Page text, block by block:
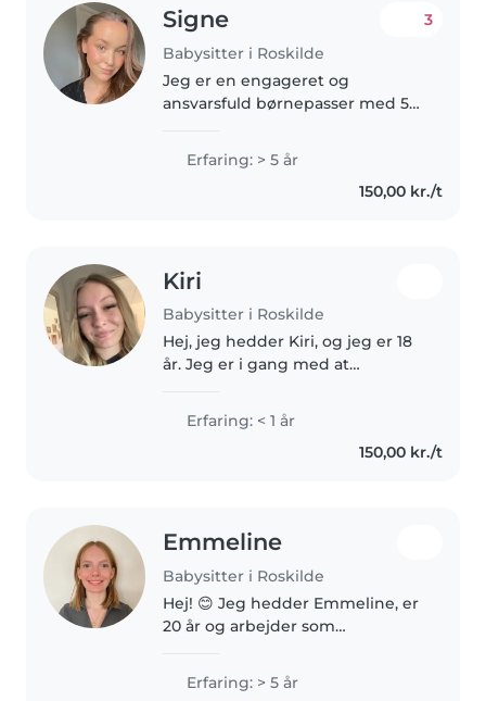
Signe
Babysitter i Roskilde
3
Jeg er en engageret og
ansvarsfuld børnepasser med 5
alderen fra småbørn til
førskolebørn. Jeg er omsorgsfuld
og empatisk, og jeg sætter stor
Erfaring: > 5 år
150,00 kr./t
Kiri
Babysitter i Roskilde
Hej, jeg hedder Kiri, og jeg er 18
år. Jeg er i gang med at
personvognsmekaniker, men
ved siden af søger jeg
babysitter-jobs, fordi jeg elsker
Erfaring: < 1 år
150,00 kr./t
Emmeline
Babysitter i Roskilde
Hej! 😊 Jeg hedder Emmeline, er
20 år og arbejder som
børnehus i Roskilde. Jeg har
mange års erfaring med børn,
Erfaring: > 5 år